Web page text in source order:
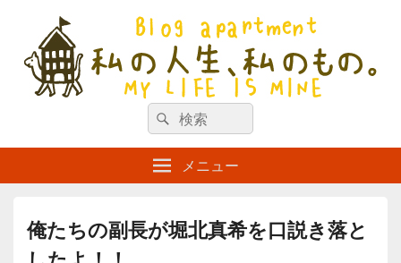
私の人生、私のもの。【新館】
検
索
対
象:
検
索
メニュー
俺たちの副長が堀北真希を口説き落と